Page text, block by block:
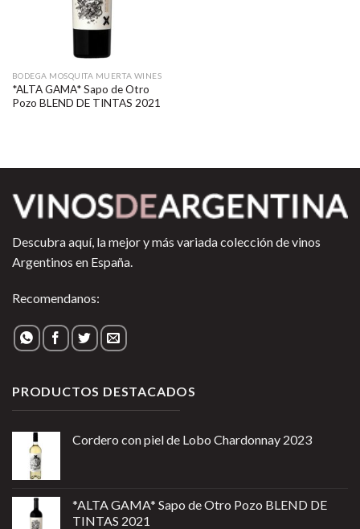
BODEGA MOSQUITA MUERTA WINES
*ALTA GAMA* Sapo de Otro
Pozo BLEND DE TINTAS 2021
Descubra aquí, la mejor y más variada colección de vinos
Argentinos en España.
Recomendanos:
PRODUCTOS DESTACADOS
Cordero con piel de Lobo Chardonnay 2023
*ALTA GAMA* Sapo de Otro Pozo BLEND DE
TINTAS 2021